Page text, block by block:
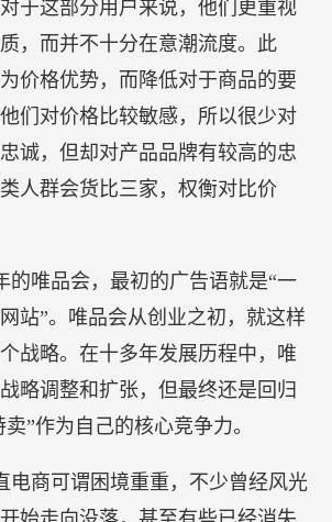
于这部分用户来说，他们更重视
，而并不十分在意潮流度。此
价格优势，而降低对于商品的要
们对价格比较敏感，所以很少对
诚，但却对产品品牌有较高的忠
人群会货比三家，权衡对比价
的唯品会，最初的广告语就是“一
站”。唯品会从创业之初，就这样
战略。在十多年发展历程中，唯
略调整和扩张，但最终还是回归
卖”作为自己的核心竞争力。
电商可谓困境重重，不少曾经风光